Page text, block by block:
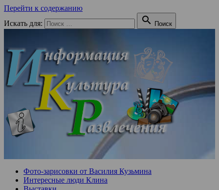
Перейти к содержанию
Искать для:
 Поиск
Фото-зарисовки от Василия Кузьмина
Интересные люди Клина